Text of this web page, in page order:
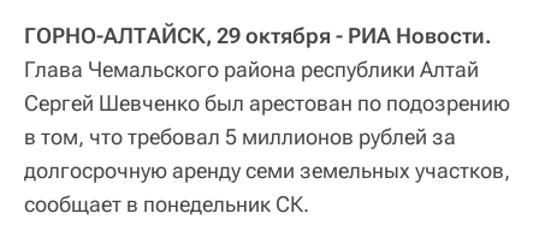
ГОРНО-АЛТАЙСК, 29 октября - РИА Новости.
Глава Чемальского района республики Алтай
Сергей Шевченко был арестован по подозрению
в том, что требовал 5 миллионов рублей за
долгосрочную аренду семи земельных участков,
сообщает в понедельник СК.